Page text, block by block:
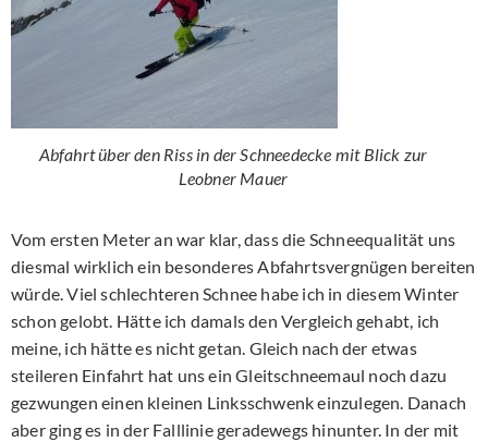
Abfahrt über den Riss in der Schneedecke mit Blick zur
Leobner Mauer
Vom ersten Meter an war klar, dass die Schneequalität uns
diesmal wirklich ein besonderes Abfahrtsvergnügen bereiten
würde. Viel schlechteren Schnee habe ich in diesem Winter
schon gelobt. Hätte ich damals den Vergleich gehabt, ich
meine, ich hätte es nicht getan. Gleich nach der etwas
steileren Einfahrt hat uns ein Gleitschneemaul noch dazu
gezwungen einen kleinen Linksschwenk einzulegen. Danach
aber ging es in der Falllinie geradewegs hinunter. In der mit